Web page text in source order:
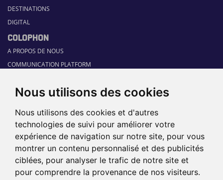
Nous utilisons des cookies
Nous utilisons des cookies et d'autres
technologies de suivi pour améliorer votre
expérience de navigation sur notre site, pour vous
montrer un contenu personnalisé et des publicités
ciblées, pour analyser le trafic de notre site et
pour comprendre la provenance de nos visiteurs.
DESTINATIONS
DIGITAL
COLOPHON
A PROPOS DE NOUS
COMMUNICATION PLATFORM
RUBRIQUES
GUIDE SECTORIEL
JOBS
ÉVÉNEMENTS
©2026 TRAVEL360° |SITEMAP|